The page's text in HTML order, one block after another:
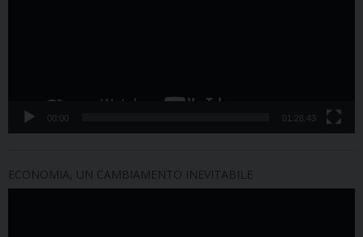
00:00 01:28:43
ECONOMIA, UN CAMBIAMENTO INEVITABILE